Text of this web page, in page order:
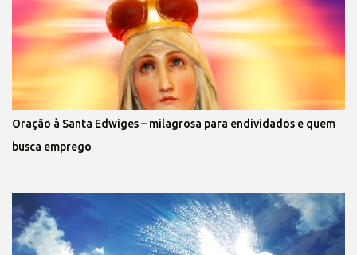
Oração à Santa Edwiges – milagrosa para endividados e quem
busca emprego